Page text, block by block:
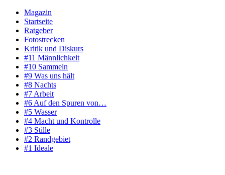
Magazin
Startseite
Ratgeber
Fotostrecken
Kritik und Diskurs
#11 Männlichkeit
#10 Sammeln
#9 Was uns hält
#8 Nachts
#7 Arbeit
#6 Auf den Spuren von…
#5 Wasser
#4 Macht und Kontrolle
#3 Stille
#2 Randgebiet
#1 Ideale